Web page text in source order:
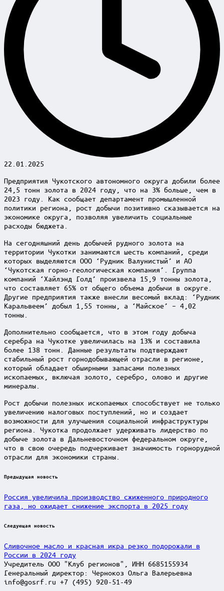
22.01.2025
Предприятия Чукотского автономного округа добили более
24,5 тонн золота в 2024 году, что на 3% больше, чем в
2023 году. Как сообщает департамент промышленной
политики региона, рост добычи позитивно сказывается на
экономике округа, позволяя увеличить социальные
расходы бюджета.
На сегодняшний день добычей рудного золота на
территории Чукотки занимаются шесть компаний, среди
которых выделяются ООО ‘Рудник Валунистый’ и АО
‘Чукотская горно-геологическая компания’. Группа
компаний ‘Хайлэнд Голд’ произвела 15,9 тонны золота,
что составляет 65% от общего объема добычи в округе.
Другие предприятия также внесли весомый вклад: ‘Рудник
Каральвеем’ добыл 1,55 тонны, а ‘Майское’ – 4,02
тонны.
Дополнительно сообщается, что в этом году добыча
серебра на Чукотке увеличилась на 13% и составила
более 138 тонн. Данные результаты подтверждают
стабильный рост горнодобывающей отрасли в регионе,
который обладает обширными запасами полезных
ископаемых, включая золото, серебро, олово и другие
минералы.
Рост добычи полезных ископаемых способствует не только
увеличению налоговых поступлений, но и создает
возможности для улучшения социальной инфраструктуры
региона. Чукотка продолжает удерживать лидерство по
добыче золота в Дальневосточном федеральном округе,
что в свою очередь подчеркивает значимость горнорудной
отрасли для экономики страны.
Post
Предыдущая новость
Россия увеличила производство сжиженного природного
газа, но ожидает снижение экспорта в 2025 году
Следующая новость
Сливочное масло и красная икра резко подорожали в
России в 2024 году
Учредитель ООО "Клуб регионов", ИНН 6685155934
Генеральный директор: Чернокоз Ольга Валерьевна
info@gosrf.ru +7 (495) 920-51-49